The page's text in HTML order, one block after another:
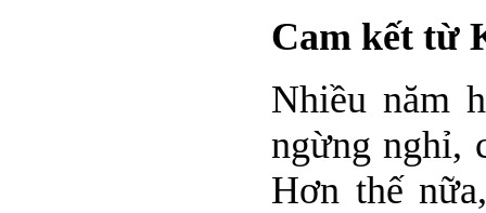
Cam kết từ
Nhiều năm
ngừng nghỉ,
Hơn thế